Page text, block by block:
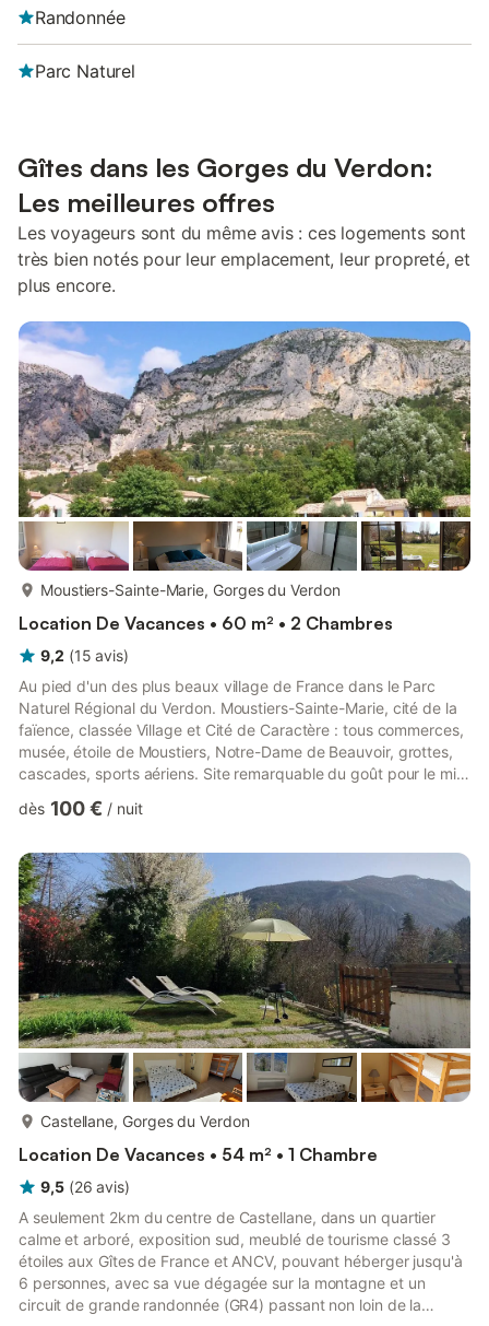
Randonnée
Parc Naturel
Gîtes dans les Gorges du Verdon:
Les meilleures offres
Les voyageurs sont du même avis : ces logements sont
très bien notés pour leur emplacement, leur propreté, et
plus encore.
Moustiers-Sainte-Marie, Gorges du Verdon
Location De Vacances • 60 m² • 2 Chambres
9,2 (15 avis)
Au pied d'un des plus beaux village de France dans le Parc
Naturel Régional du Verdon. Moustiers-Sainte-Marie, cité de la
faïence, classée Village et Cité de Caractère : tous commerces,
musée, étoile de Moustiers, Notre-Dame de Beauvoir, grottes,
cascades, sports aériens. Site remarquable du goût pour le miel
: baignade, pêche, sports nautiques. Gorges du Verdon 4 km.
indépendante comportant 2 gîtes mitoyens sans vis à vis (mur
et végétation de séparation). Grand terrain non clo...
dès 100 € / nuit
Castellane, Gorges du Verdon
Location De Vacances • 54 m² • 1 Chambre
9,5 (26 avis)
A seulement 2km du centre de Castellane, dans un quartier
calme et arboré, exposition sud, meublé de tourisme classé 3
étoiles aux Gîtes de France et ANCV, pouvant héberger jusqu'à
6 personnes, avec sa vue dégagée sur la montagne et un
circuit de grande randonnée (GR4) passant non loin de la